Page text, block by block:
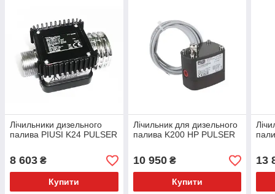
Лічильники дизельного
палива PIUSI K24 PULSER
8 603 ₴
Купити
Лічильник для дизельного
палива K200 HP PULSER
10 950₴
Купити
13